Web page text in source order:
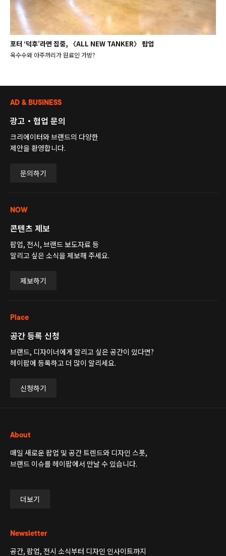
포터 ‘덕후’라면 집중, 〈ALL NEW TANKER〉 팝업
옥수수와 아주까리가 원료인 가방?
AD & BUSINESS
광고・협업 문의
크리에이터와 브랜드의 다양한
제안을 환영합니다.
문의하기
NOW
콘텐츠 제보
팝업, 전시, 브랜드 보도자료 등
알리고 싶은 소식을 제보해 주세요.
제보하기
Place
공간 등록 신청
브랜드, 디자이너에게 알리고 싶은 공간이 있다면?
헤이팝에 등록하고 더 많이 알리세요.
신청하기
About
매일 새로운 팝업 및 공간 트렌드와 디자인 스폿,
브랜드 이슈를 헤이팝에서 만날 수 있습니다.
더보기
Newsletter
공간, 팝업, 전시 소식부터 디자인 인사이트까지